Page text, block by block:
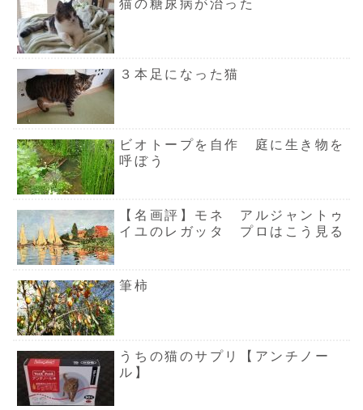
猫の糖尿病が治った
３本足になった猫
ビオトープを自作 庭に生き物を
呼ぼう
【名画評】モネ アルジャントゥ
イユのレガッタ プロはこう見る
筆柿
うちの猫のサプリ【アンチノー
ル】